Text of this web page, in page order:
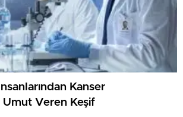
Kanser
Umut Veren Keşif